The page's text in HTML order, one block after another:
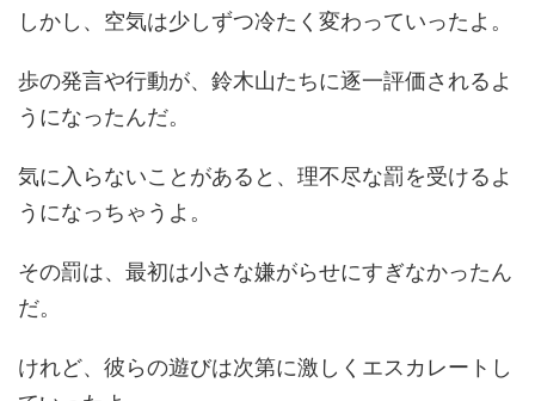
しかし、空気は少しずつ冷たく変わっていったよ。
歩の発言や行動が、鈴木山たちに逐一評価されるよ
うになったんだ。
気に入らないことがあると、理不尽な罰を受けるよ
うになっちゃうよ。
その罰は、最初は小さな嫌がらせにすぎなかったん
だ。
けれど、彼らの遊びは次第に激しくエスカレートし